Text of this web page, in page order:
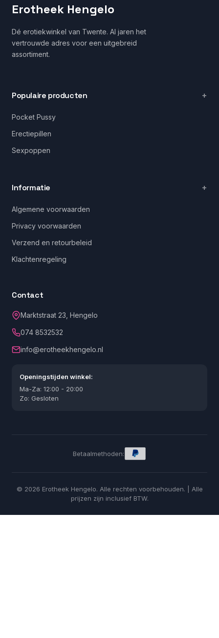
Erotheek Hengelo
Dé erotiekwinkel van Twente. Al jaren het
vertrouwde adres voor een uitgebreid
assortiment.
Populaire producten
Pocket Pussy
Erectiepillen
Sexpoppen
Informatie
Algemene voorwaarden
Privacy voorwaarden
Verzend en retourbeleid
Klachtenregeling
Contact
Marktstraat 23, Hengelo
074 8532532
info@erotheekhengelo.nl
Openingstijden winkel:
Ma-Za: 12:00 - 20:00
Zo: Gesloten
Betaalmethoden:
© 2026 Erotheek Hengelo. Alle rechten voorbehouden. | Alle
prijzen zijn inclusief BTW.